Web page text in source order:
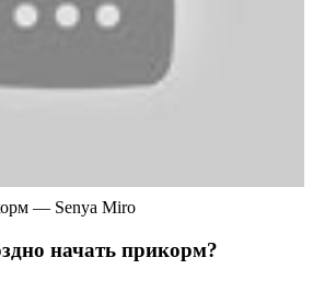
— Senya Miro
начать прикорм?